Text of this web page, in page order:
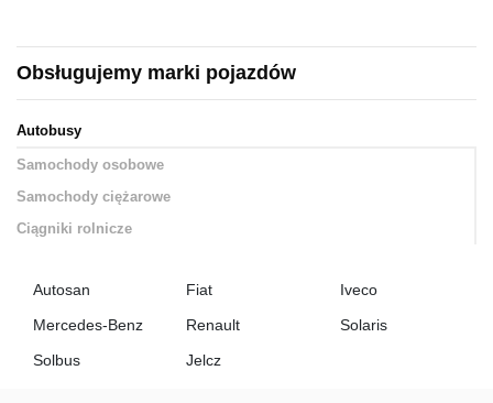
Obsługujemy marki pojazdów
Autobusy
Samochody osobowe
Samochody ciężarowe
Ciągniki rolnicze
Autosan Fiat
Iveco
Mercedes-Benz
Renault
Solaris
Solbus
Jelcz